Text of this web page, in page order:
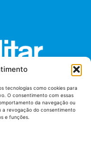
tecnologias como cookies para
O consentimento com essas
da navegação ou
a revogação do consentimento
e funções.
Controle Externo -
Sul), Qd. 04, Lt. 01
Subsolo, Sala S04